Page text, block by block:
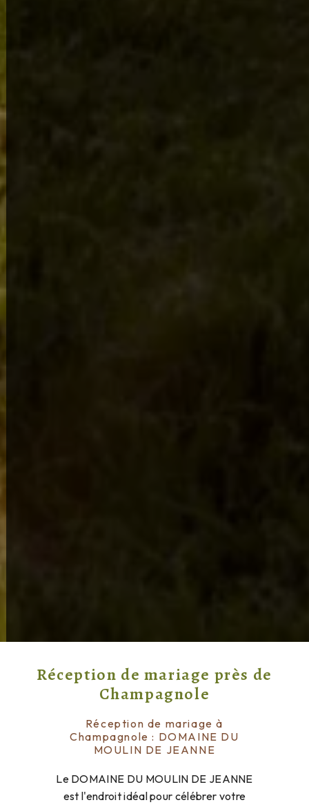
Réception de mariage près de
Champagnole
Réception de mariage à
Champagnole : DOMAINE DU
MOULIN DE JEANNE
Le DOMAINE DU MOULIN DE JEANNE
est l'endroit idéal pour célébrer votre